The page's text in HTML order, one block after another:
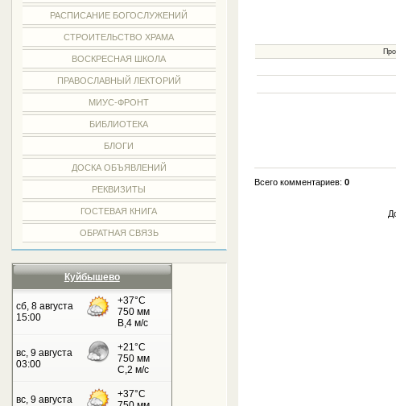
РАСПИСАНИЕ БОГОСЛУЖЕНИЙ
СТРОИТЕЛЬСТВО ХРАМА
ВОСКРЕСНАЯ ШКОЛА
ПРАВОСЛАВНЫЙ ЛЕКТОРИЙ
МИУС-ФРОНТ
БИБЛИОТЕКА
БЛОГИ
ДОСКА ОБЪЯВЛЕНИЙ
РЕКВИЗИТЫ
ГОСТЕВАЯ КНИГА
ОБРАТНАЯ СВЯЗЬ
Куйбышево
Всего комментариев:0